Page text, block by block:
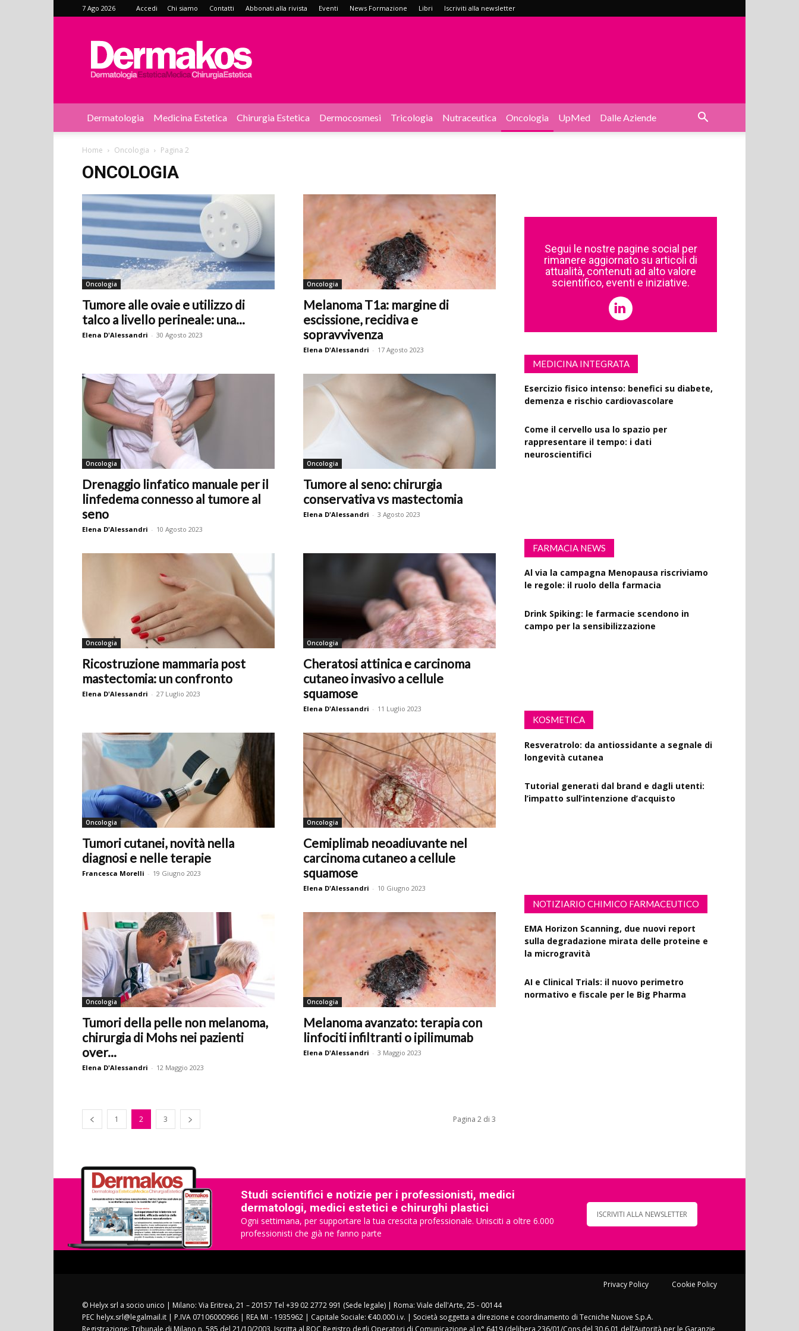
7 Ago 2026 Accedi Chi siamo Contatti Abbonati alla rivista Eventi News Formazione Libri Iscriviti alla newsletter
Dermakos
Dermatologia Medicina Estetica Chirurgia Estetica Dermocosmesi Tricologia Nutraceutica Oncologia UpMed Dalle Aziende
Home Oncologia Pagina 2
ONCOLOGIA
Oncologia
Tumore alle ovaie e utilizzo di
talco a livello perineale: una...
Elena D'Alessandri - 30 Agosto 2023
Oncologia
Melanoma T1a: margine di
escissione, recidiva e
sopravvivenza
Elena D'Alessandri - 17 Agosto 2023
Oncologia
Drenaggio linfatico manuale per il
linfedema connesso al tumore al
seno
Elena D'Alessandri - 10 Agosto 2023
Oncologia
Tumore al seno: chirurgia
conservativa vs mastectomia
Elena D'Alessandri - 3 Agosto 2023
Oncologia
Ricostruzione mammaria post
mastectomia: un confronto
Elena D'Alessandri - 27 Luglio 2023
Oncologia
Cheratosi attinica e carcinoma
cutaneo invasivo a cellule
squamose
Elena D'Alessandri - 11 Luglio 2023
Oncologia
Tumori cutanei, novità nella
diagnosi e nelle terapie
Francesca Morelli - 19 Giugno 2023
Oncologia
Cemiplimab neoadiuvante nel
carcinoma cutaneo a cellule
squamose
Elena D'Alessandri - 10 Giugno 2023
Oncologia
Tumori della pelle non melanoma,
chirurgia di Mohs nei pazienti
over...
Elena D'Alessandri - 12 Maggio 2023
Oncologia
Melanoma avanzato: terapia con
linfociti infiltranti o ipilimumab
Elena D'Alessandri - 3 Maggio 2023
1 2 3 Pagina 2 di 3
Segui le nostre pagine social per
rimanere aggiornato su articoli di
attualità, contenuti ad alto valore
scientifico, eventi e iniziative.
MEDICINA INTEGRATA
Esercizio fisico intenso: benefici su diabete,
demenza e rischio cardiovascolare
Come il cervello usa lo spazio per
rappresentare il tempo: i dati
neuroscientifici
FARMACIA NEWS
Al via la campagna Menopausa riscriviamo
le regole: il ruolo della farmacia
Drink Spiking: le farmacie scendono in
campo per la sensibilizzazione
KOSMETICA
Resveratrolo: da antiossidante a segnale di
longevità cutanea
Tutorial generati dal brand e dagli utenti:
l’impatto sull’intenzione d’acquisto
NOTIZIARIO CHIMICO FARMACEUTICO
EMA Horizon Scanning, due nuovi report
sulla degradazione mirata delle proteine e
la microgravità
AI e Clinical Trials: il nuovo perimetro
normativo e fiscale per le Big Pharma
Studi scientifici e notizie per i professionisti, medici
dermatologi, medici estetici e chirurghi plastici
Ogni settimana, per supportare la tua crescita professionale. Unisciti a oltre 6.000
professionisti che già ne fanno parte
ISCRIVITI ALLA NEWSLETTER
Privacy Policy Cookie Policy
© Helyx srl a socio unico | Milano: Via Eritrea, 21 – 20157 Tel +39 02 2772 991 (Sede legale) | Roma: Viale dell'Arte, 25 - 00144
PEC helyx.srl@legalmail.it | P.IVA 07106000966 | REA MI - 1935962 | Capitale Sociale: €40.000 i.v. | Società soggetta a direzione e coordinamento di Tecniche Nuove S.p.A.
Registrazione: Tribunale di Milano n. 585 del 21/10/2003. Iscritta al ROC Registro degli Operatori di Comunicazione al n° 6419 (delibera 236/01/Cons del 30.6.01 dell’Autorità per le Garanzie